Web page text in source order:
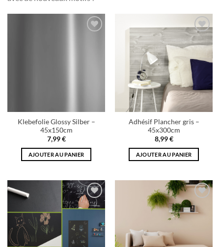
Klebefolie Glossy Silber –
45x150cm
7,99€
AJOUTER AU PANIER
Add to
wishlist
Adhésif Plancher gris –
45x300cm
8,99€
AJOUTER AU PANIER
Add to
wishlist
Add to
wishlist